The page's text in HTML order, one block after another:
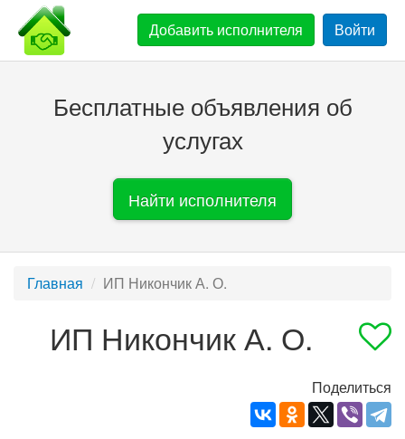
Добавить исполнителя Войти
Бесплатные объявления об
услугах
Найти исполнителя
Главная ИП Никончик А. О.
ИП Никончик А. О.
Поделиться